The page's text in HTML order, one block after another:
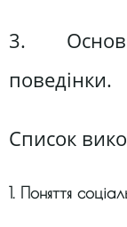
3.
поведінки.
Список
1. Поняття